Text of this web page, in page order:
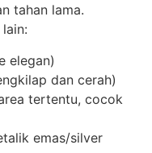
tahan lama.
elegan)
dan cerah)
tertentu, cocok
emas/silver